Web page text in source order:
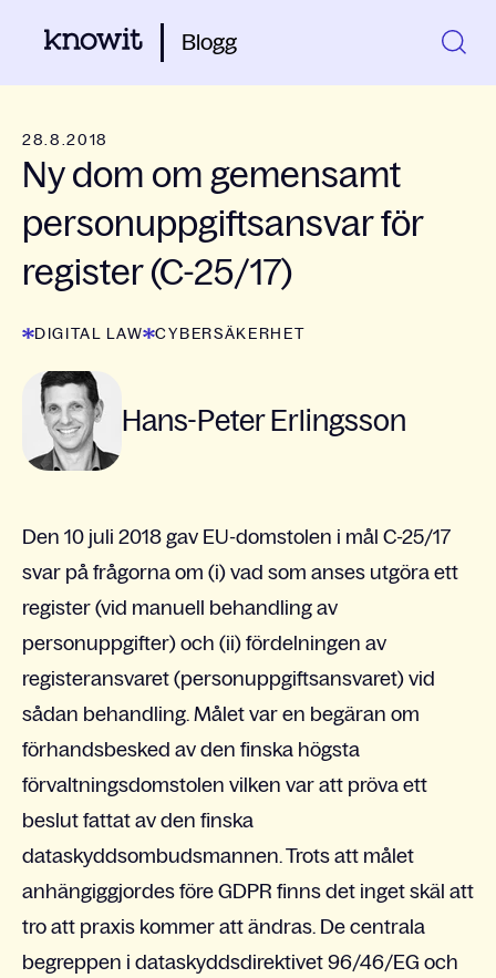
Blogg
28.8.2018
Ny dom om gemensamt
personuppgiftsansvar för
register (C-25/17)
DIGITAL LAW CYBERSÄKERHET
Hans-Peter Erlingsson
Den 10 juli 2018 gav EU-domstolen i mål C-25/17
svar på frågorna om (i) vad som anses utgöra ett
register (vid manuell behandling av
personuppgifter) och (ii) fördelningen av
registeransvaret (personuppgiftsansvaret) vid
sådan behandling. Målet var en begäran om
förhandsbesked av den finska högsta
förvaltningsdomstolen vilken var att pröva ett
beslut fattat av den finska
dataskyddsombudsmannen. Trots att målet
anhängiggjordes före GDPR finns det inget skäl att
tro att praxis kommer att ändras. De centrala
begreppen i dataskyddsdirektivet 96/46/EG och